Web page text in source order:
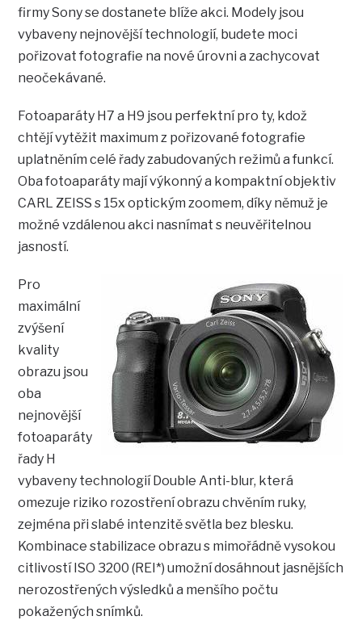
firmy Sony se dostanete blíže akci. Modely jsou
vybaveny nejnovější technologií, budete moci
pořizovat fotografie na nové úrovni a zachycovat
neočekávané.
Fotoaparáty H7 a H9 jsou perfektní pro ty, kdož
chtějí vytěžit maximum z pořizované fotografie
uplatněním celé řady zabudovaných režimů a funkcí.
Oba fotoaparáty mají výkonný a kompaktní objektiv
CARL ZEISS s 15x optickým zoomem, díky němuž je
možné vzdálenou akci nasnímat s neuvěřitelnou
jasností.
Pro
maximální
zvýšení
kvality
obrazu jsou
oba
nejnovější
fotoaparáty
řady H
vybaveny technologií Double Anti-blur, která
omezuje riziko rozostření obrazu chvěním ruky,
zejména při slabé intenzitě světla bez blesku.
Kombinace stabilizace obrazu s mimořádně vysokou
citlivostí ISO 3200 (REI*) umožní dosáhnout jasnějších
nerozostřených výsledků a menšího počtu
pokažených snímků.